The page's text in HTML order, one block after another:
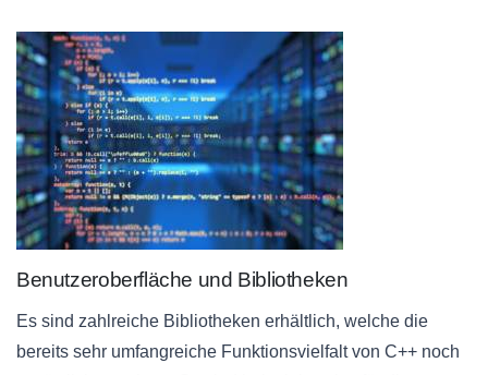
Benutzeroberfläche und Bibliotheken
Es sind zahlreiche Bibliotheken erhältlich, welche die
bereits sehr umfangreiche Funktionsvielfalt von C++ noch